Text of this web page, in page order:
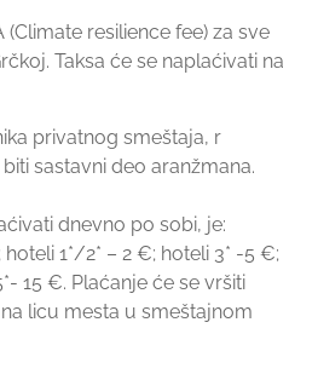
(Climate resilience fee) za sve
Taksa će se naplaćivati na
privatnog smeštaja, r
sastavni deo aranžmana.
dnevno po sobi, je:
1*/2* – 2 €; hoteli 3* -5 €;
15 €. Plaćanje će se vršiti
licu mesta u smeštajnom